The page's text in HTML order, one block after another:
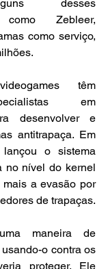
desses
como Zebleer,
como serviço,
têm
em
desenvolver e
antitrapaça. Em
o sistema
no nível do kernel
a evasão por
de trapaças.
maneira de
o contra os
proteger. Ele